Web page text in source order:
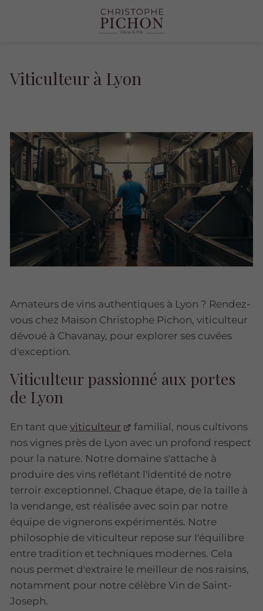
Viticulteur à Lyon
Amateurs de vins authentiques à Lyon ? Rendez-
vous chez Maison Christophe Pichon, viticulteur
dévoué à Chavanay, pour explorer ses cuvées
d'exception.
Viticulteur passionné aux portes
de Lyon
En tant que viticulteur
familial, nous cultivons
nos vignes près de Lyon avec un profond respect
pour la nature. Notre domaine s'attache à
produire des vins reflétant l'identité de notre
terroir exceptionnel. Chaque étape, de la taille à
la vendange, est réalisée avec soin par notre
équipe de vignerons expérimentés. Notre
philosophie de viticulteur repose sur l'équilibre
entre tradition et techniques modernes. Cela
nous permet d'extraire le meilleur de nos raisins,
notamment pour notre célèbre Vin de Saint-
Joseph.